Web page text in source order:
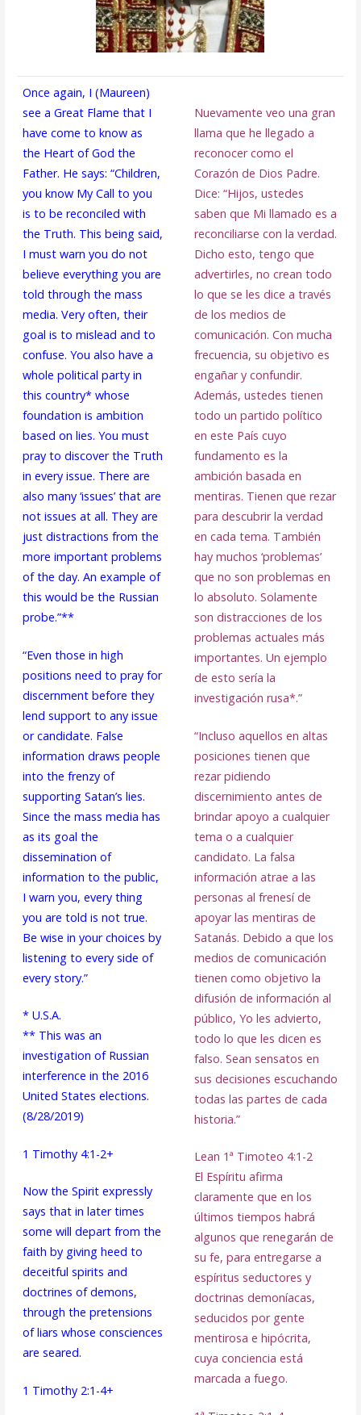
Once again, I (Maureen)
see a Great Flame that I
have come to know as
the Heart of God the
Father. He says: “Children,
you know My Call to you
is to be reconciled with
the Truth. This being said,
I must warn you do not
believe everything you are
told through the mass
media. Very often, their
goal is to mislead and to
confuse. You also have a
whole political party in
this country* whose
foundation is ambition
based on lies. You must
pray to discover the Truth
in every issue. There are
also many ‘issues’ that are
not issues at all. They are
just distractions from the
more important problems
of the day. An example of
this would be the Russian
probe.”**
“Even those in high
positions need to pray for
discernment before they
lend support to any issue
or candidate. False
information draws people
into the frenzy of
supporting Satan’s lies.
Since the mass media has
as its goal the
dissemination of
information to the public,
I warn you, every thing
you are told is not true.
Be wise in your choices by
listening to every side of
every story.”
* U.S.A.
** This was an
investigation of Russian
interference in the 2016
United States elections.
(8/28/2019)
1 Timothy 4:1-2+
Now the Spirit expressly
says that in later times
some will depart from the
faith by giving heed to
deceitful spirits and
doctrines of demons,
through the pretensions
of liars whose consciences
are seared.
1 Timothy 2:1-4+
Nuevamente veo una gran
llama que he llegado a
reconocer como el
Corazón de Dios Padre.
Dice: “Hijos, ustedes
saben que Mi llamado es a
reconciliarse con la verdad.
Dicho esto, tengo que
advertirles, no crean todo
lo que se les dice a través
de los medios de
comunicación. Con mucha
frecuencia, su objetivo es
engañar y confundir.
Además, ustedes tienen
todo un partido político
en este País cuyo
fundamento es la
ambición basada en
mentiras. Tienen que rezar
para descubrir la verdad
en cada tema. También
hay muchos ‘problemas’
que no son problemas en
lo absoluto. Solamente
son distracciones de los
problemas actuales más
importantes. Un ejemplo
de esto sería la
investigación rusa*.”
“Incluso aquellos en altas
posiciones tienen que
rezar pidiendo
discernimiento antes de
brindar apoyo a cualquier
tema o a cualquier
candidato. La falsa
información atrae a las
personas al frenesí de
apoyar las mentiras de
Satanás. Debido a que los
medios de comunicación
tienen como objetivo la
difusión de información al
público, Yo les advierto,
todo lo que les dicen es
falso. Sean sensatos en
sus decisiones escuchando
todas las partes de cada
historia.”
Lean 1ª Timoteo 4:1-2
El Espíritu afirma
claramente que en los
últimos tiempos habrá
algunos que renegarán de
su fe, para entregarse a
espíritus seductores y
doctrinas demoníacas,
seducidos por gente
mentirosa e hipócrita,
cuya conciencia está
marcada a fuego.